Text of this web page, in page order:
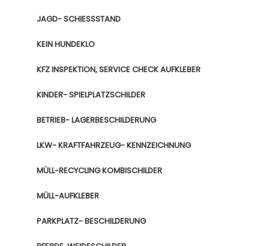
JAGD- SCHIESSSTAND
KEIN HUNDEKLO
KFZ INSPEKTION, SERVICE CHECK AUFKLEBER
KINDER- SPIELPLATZSCHILDER
BETRIEB- LAGERBESCHILDERUNG
LKW- KRAFTFAHRZEUG- KENNZEICHNUNG
MÜLL-RECYCLING KOMBISCHILDER
MÜLL-AUFKLEBER
PARKPLATZ- BESCHILDERUNG